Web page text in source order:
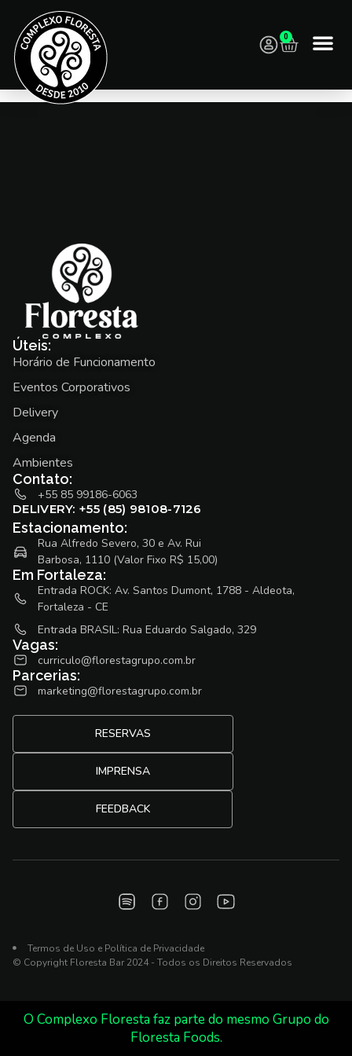
0
Diego The Vibes – Pop Rock Nacional e Internacional
Úteis:
Horário de Funcionamento
Eventos Corporativos
Delivery
Agenda
Ambientes
Contato:
+55 85 99186-6063
DELIVERY: +55 (85) 98108-7126
Estacionamento:
Rua Alfredo Severo, 30 e Av. Rui
Barbosa, 1110 (Valor Fixo R$ 15,00)
Em Fortaleza:
Entrada ROCK: Av. Santos Dumont, 1788 - Aldeota,
Fortaleza - CE
Entrada BRASIL: Rua Eduardo Salgado, 329
Vagas:
curriculo@florestagrupo.com.br
Parcerias:
marketing@florestagrupo.com.br
RESERVAS
IMPRENSA
FEEDBACK
Termos de Uso e Política de Privacidade
© Copyright Floresta Bar 2024 - Todos os Direitos Reservados
O Complexo Floresta faz parte do mesmo Grupo do
Floresta Foods.